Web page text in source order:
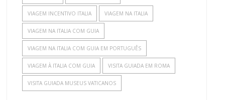
VIAGEM INCENTIVO ITALIA VIAGEM NA ITALIA
VIAGEM NA ITALIA COM GUIA
VIAGEM NA ITALIA COM GUIA EM PORTUGUÊS
VIAGEM À ITALIA COM GUIA VISITA GUIADA EM ROMA
VISITA GUIADA MUSEUS VATICANOS